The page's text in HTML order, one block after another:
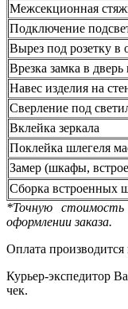
Межсекционная
Подключение
Вырез под розетку в
Врезка замка в
Навес изделия на
Сверление под
Вклейка зеркала
Поклейка шлегеля
Замер (шкафы,
Сборка встроенных
*Точную
оформлении заказа.
Оплата
Курьер-экспедитор
чек.